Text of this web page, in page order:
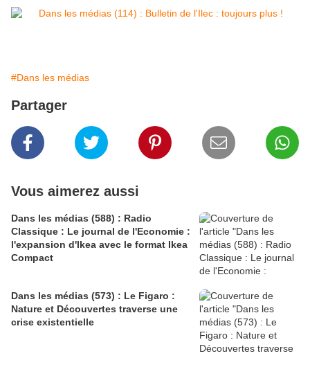
#Dans les médias
Partager
Vous aimerez aussi
Dans les médias (588) : Radio
Classique : Le journal de l'Economie :
l'expansion d'Ikea avec le format Ikea
Compact
Dans les médias (573) : Le Figaro :
Nature et Découvertes traverse une
crise existentielle